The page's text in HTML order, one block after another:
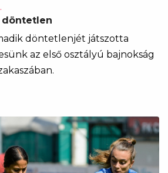
döntetlen
döntetlenjét játszotta
az első osztályú bajnokság